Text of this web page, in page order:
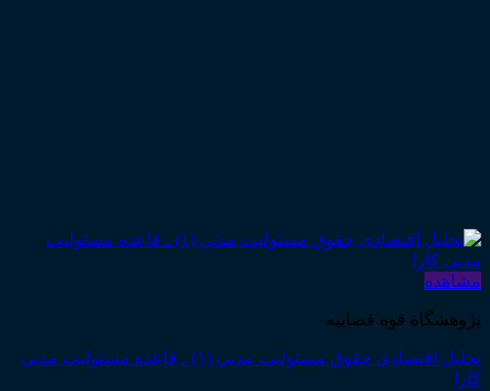
مشاهده
پژوهشگاه قوه قضاییه
تحلیل اقتصادی حقوق مسئولیت مدنی (۱) ـ قاعده مسئولیت مدنی
کارا